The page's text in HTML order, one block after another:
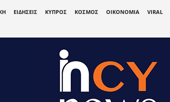
ΕΙΔΗΣΕΙΣ ΚΥΠΡΟΣ ΚΟΣΜΟΣ ΟΙΚΟΝΟΜΙΑ VIRAL